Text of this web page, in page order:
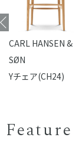
CARL HANSEN &
SØN
Yチェア(CH24)
Feature